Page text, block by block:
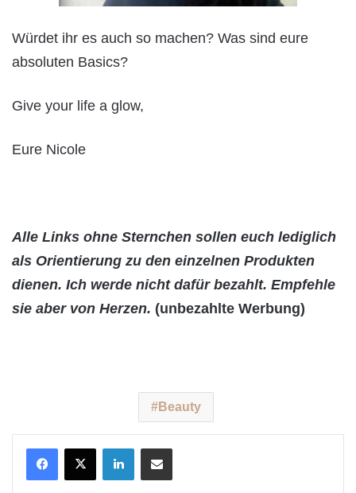
Würdet ihr es auch so machen? Was sind eure
absoluten Basics?
Give your life a glow,
Eure Nicole
Alle Links ohne Sternchen sollen euch lediglich
als Orientierung zu den einzelnen Produkten
dienen. Ich werde nicht dafür bezahlt. Empfehle
sie aber von Herzen. (unbezahlte Werbung)
Beauty